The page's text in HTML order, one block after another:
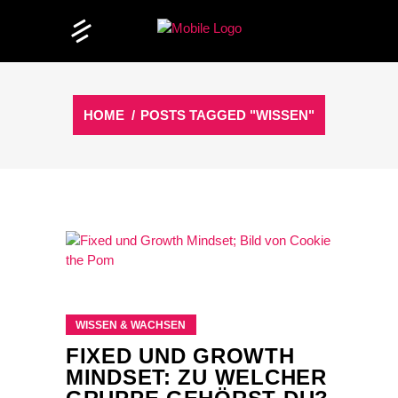
HOME / POSTS TAGGED "WISSEN"
WISSEN & WACHSEN
FIXED UND GROWTH
MINDSET: ZU WELCHER